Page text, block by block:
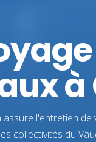
l'entretien
collectivités du